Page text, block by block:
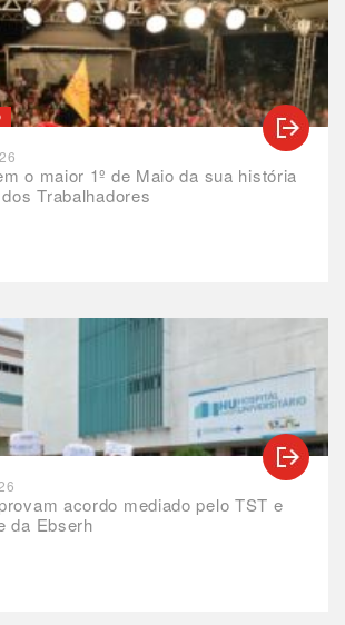
o maior 1º de Maio da sua história
Trabalhadores
acordo mediado pelo TST e
da Ebserh